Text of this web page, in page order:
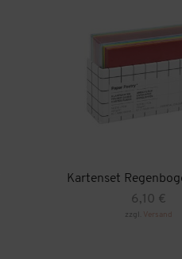
Kartenset
6,10 €
zzgl. Versand